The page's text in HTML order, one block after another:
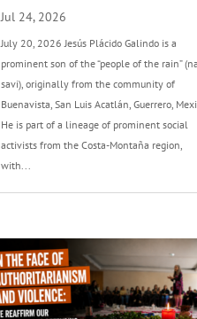
Jul 24, 2026
July 20, 2026 Jesús Plácido Galindo is a
prominent son of the “people of the rain” (na
savi), originally from the community of
Buenavista, San Luis Acatlán, Guerrero,
He is part of a lineage of prominent social
activists from the Costa-Montaña region,
with...